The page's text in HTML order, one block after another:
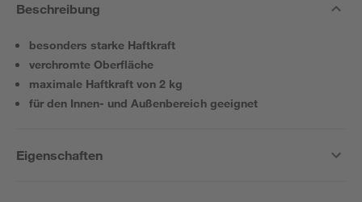
Beschreibung
besonders starke Haftkraft
verchromte Oberfläche
maximale Haftkraft von 2 kg
für den Innen- und Außenbereich geeignet
Eigenschaften